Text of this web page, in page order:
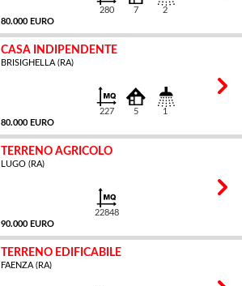
80.000 EURO
280 7 2
CASA INDIPENDENTE
BRISIGHELLA (RA)
80.000 EURO
227 5 1
TERRENO AGRICOLO
LUGO (RA)
90.000 EURO
22848
TERRENO EDIFICABILE
FAENZA (RA)